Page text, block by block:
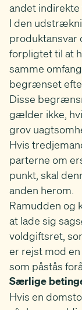
andet indirekte
I den
produktansvar
forpligtet til at
samme
begrænset
Disse
gælder ikke,
grov
Hvis
parterne om
punkt, skal
anden herom.
Ramudden og
at lade sig
voldgiftsret,
er rejst mod en
som påstås
Særlige
Hvis en